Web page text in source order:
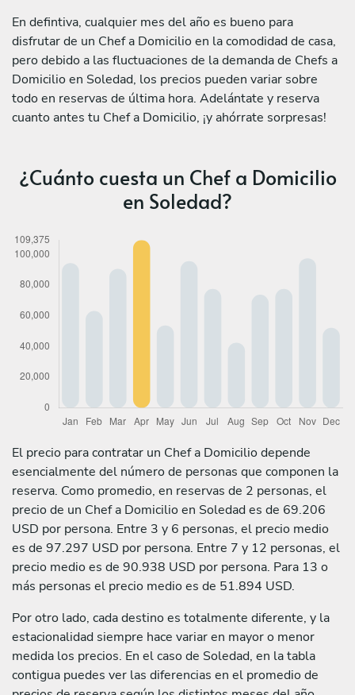
En defintiva, cualquier mes del año es bueno para
disfrutar de un Chef a Domicilio en la comodidad de casa,
pero debido a las fluctuaciones de la demanda de Chefs a
Domicilio en Soledad, los precios pueden variar sobre
todo en reservas de última hora. Adelántate y reserva
cuanto antes tu Chef a Domicilio, ¡y ahórrate sorpresas!
¿Cuánto cuesta un Chef a Domicilio
en Soledad?
El precio para contratar un Chef a Domicilio depende
esencialmente del número de personas que componen la
reserva. Como promedio, en reservas de 2 personas, el
precio de un Chef a Domicilio en Soledad es de 69.206
USD por persona. Entre 3 y 6 personas, el precio medio
es de 97.297 USD por persona. Entre 7 y 12 personas, el
precio medio es de 90.938 USD por persona. Para 13 o
más personas el precio medio es de 51.894 USD.
Por otro lado, cada destino es totalmente diferente, y la
estacionalidad siempre hace variar en mayor o menor
medida los precios. En el caso de Soledad, en la tabla
contigua puedes ver las diferencias en el promedio de